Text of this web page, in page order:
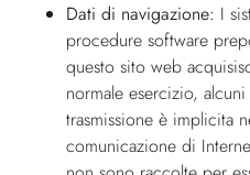
Dati di navigazione: I
procedure software
questo sito web
normale esercizio,
trasmissione è implicita
comunicazione di